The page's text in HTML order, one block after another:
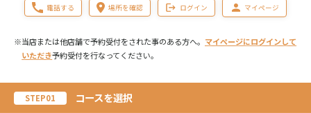
電話する 場所を確認 ログイン マイページ
※当店または他店舗で予約受付をされた事のある方へ。 マイページにログインして
いただき予約受付を行なってください。
STEP01 コースを選択